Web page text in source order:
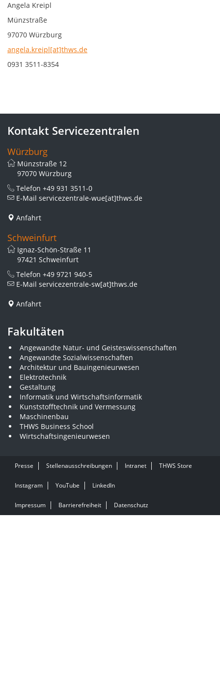
Angela Kreipl
Münzstraße
97070 Würzburg
angela.kreipl[at]thws.de
0931 3511-8354
Kontakt Servicezentralen
Würzburg
Münzstraße 12
97070 Würzburg
Telefon +49 931 3511-0
E-Mail servicezentrale-wue[at]thws.de
Anfahrt
Schweinfurt
Ignaz-Schön-Straße 11
97421 Schweinfurt
Telefon +49 9721 940-5
E-Mail servicezentrale-sw[at]thws.de
Anfahrt
Fakultäten
Angewandte Natur- und Geisteswissenschaften
Angewandte Sozialwissenschaften
Architektur und Bauingenieurwesen
Elektrotechnik
Gestaltung
Informatik und Wirtschaftsinformatik
Kunststofftechnik und Vermessung
Maschinenbau
THWS Business School
Wirtschaftsingenieurwesen
Presse Stellenausschreibungen Intranet THWS Store
Instagram YouTube LinkedIn
Impressum Barrierefreiheit Datenschutz